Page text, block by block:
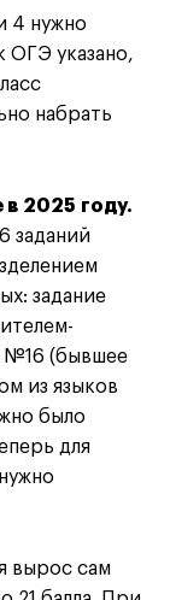
4 нужно
ОГЭ указано,
набрать
2025 году.
заданий
задание
№16 (бывшее
из языков
было
для
вырос сам